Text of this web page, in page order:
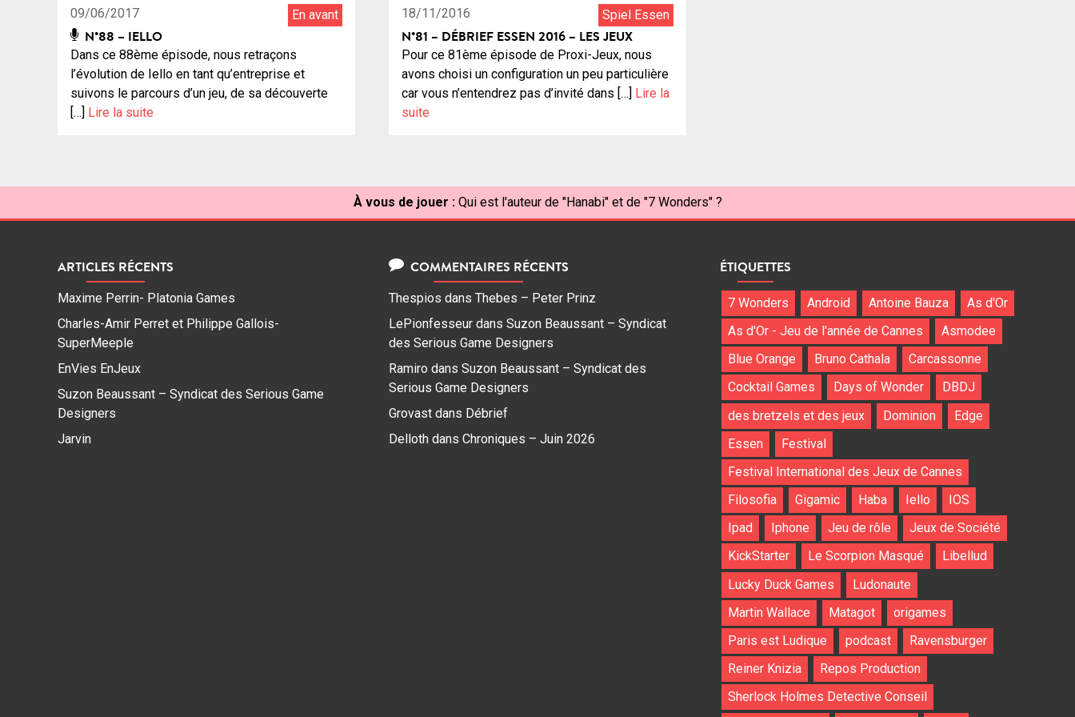
09/06/2017 En avant
N°88 – IELLO
Dans ce 88ème épisode, nous retraçons
l’évolution de Iello en tant qu’entreprise et
suivons le parcours d’un jeu, de sa découverte
[…] Lire la suite
18/11/2016 Spiel Essen
N°81 – DÉBRIEF ESSEN 2016 – LES JEUX
Pour ce 81ème épisode de Proxi-Jeux, nous
avons choisi un configuration un peu particulière
car vous n’entendrez pas d’invité dans […] Lire la
suite
À vous de jouer : Qui est l'auteur de "Hanabi" et de "7 Wonders" ?
ARTICLES RÉCENTS
Maxime Perrin- Platonia Games
Charles-Amir Perret et Philippe Gallois-
SuperMeeple
EnVies EnJeux
Suzon Beaussant – Syndicat des Serious Game
Designers
Jarvin
COMMENTAIRES RÉCENTS
Thespios dans Thebes – Peter Prinz
LePionfesseur dans Suzon Beaussant – Syndicat
des Serious Game Designers
Ramiro dans Suzon Beaussant – Syndicat des
Serious Game Designers
Grovast dans Débrief
Delloth dans Chroniques – Juin 2026
ÉTIQUETTES
7 Wonders Android Antoine Bauza
As d'Or
As d'Or - Jeu de l'année de Cannes
Asmodee
Blue Orange
Bruno Cathala
Carcassonne
Cocktail Games
Days of Wonder
DBDJ
des bretzels et des jeux
Dominion
Edge
Essen
Festival
Festival International des Jeux de Cannes
Filosofia
Gigamic Haba Iello
IOS
Ipad
Iphone Jeu de rôle
Jeux de Société
KickStarter
Le Scorpion Masqué
Libellud
Lucky Duck Games
Ludonaute
Martin Wallace
Matagot
origames
Paris est Ludique
podcast
Ravensburger
Reiner Knizia
Repos Production
Sherlock Holmes Detective Conseil